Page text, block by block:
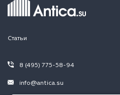
Статьи
8 (495) 775-58-94
info@antica.su